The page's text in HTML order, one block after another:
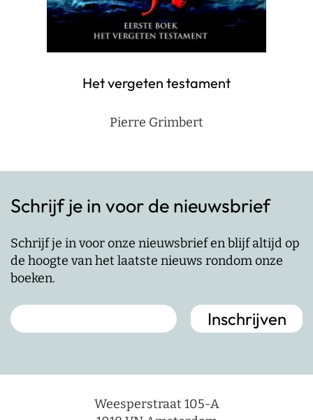
Het vergeten testament
Pierre Grimbert
Schrijf je in voor de nieuwsbrief
Schrijf je in voor onze nieuwsbrief en blijf altijd op
de hoogte van het laatste nieuws rondom onze
boeken.
Weesperstraat 105-A